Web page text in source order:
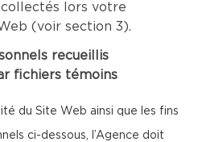
lors votre
(voir section 3).
recueillis
fichiers témoins
du Site Web ainsi que les fins
ci-dessous, l’Agence doit